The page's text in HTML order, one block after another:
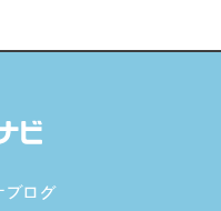
ブログ